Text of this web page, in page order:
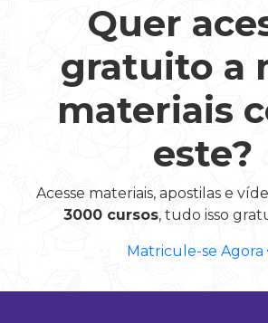
Quer
gratuito a
materiais
este?
Acesse materiais, apostilas e
3000 cursos, tudo isso
Matricule-se Agora